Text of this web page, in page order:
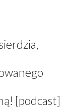
[podcast]